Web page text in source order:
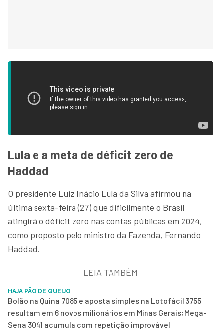
Lula e a meta de déficit zero de
Haddad
O presidente Luiz Inácio Lula da Silva afirmou na
última sexta-feira (27) que dificilmente o Brasil
atingirá o déficit zero nas contas públicas em 2024,
como proposto pelo ministro da Fazenda, Fernando
Haddad.
LEIA TAMBÉM
HAJA PÃO DE QUEIJO
Bolão na Quina 7085 e aposta simples na Lotofácil 3755
resultam em 6 novos milionários em Minas Gerais; Mega-
Sena 3041 acumula com repetição improvável